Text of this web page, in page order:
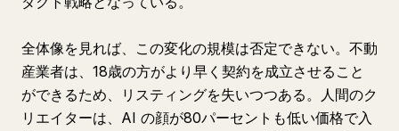
全体像を見れば、この変化の規模は否定できない。不動
産業者は、18歳の方がより早く契約を成立させること
ができるため、リスティングを失いつつある。人間のク
リエイターは、AI の顔が80パーセントも低い価格で入